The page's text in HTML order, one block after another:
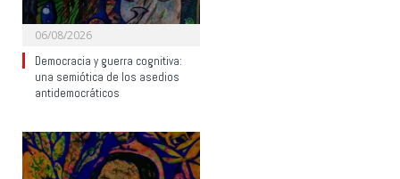
06/08/2026
Democracia y guerra cognitiva:
una semiótica de los asedios
antidemocráticos